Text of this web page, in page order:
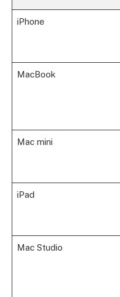
iPhone
MacBook
Mac mini
iPad
Mac Studio